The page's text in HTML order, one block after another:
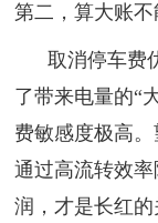
第二，算大账不
取消停车费优
了带来电量的“
费敏感度极高
通过高流转效
润，才是长红的